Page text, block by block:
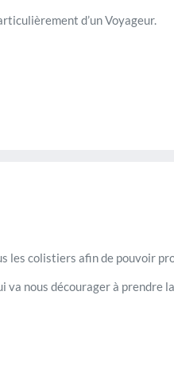
d’un Voyageur.
les colistiers afin de pouvoir
va nous décourager à prendre